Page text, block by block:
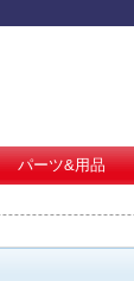
パーツ&用品